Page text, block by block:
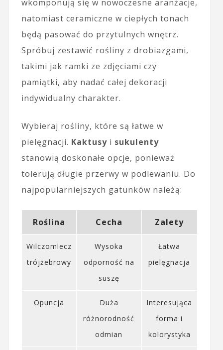
wkomponują się w nowoczesne aranżacje,
natomiast ceramiczne w ciepłych tonach
będą pasować do przytulnych wnętrz.
Spróbuj zestawić rośliny z drobiazgami,
takimi jak ramki ze zdjęciami czy
pamiątki, aby nadać całej dekoracji
indywidualny charakter.
Wybieraj rośliny, które są łatwe w
pielęgnacji. Kaktusyi sukulenty
stanowią doskonałe opcje, ponieważ
tolerują długie przerwy w podlewaniu. Do
najpopularniejszych gatunków należą:
Roślina Cecha Zalety
Wilczomlecz
trójżebrowy
Wysoka
odporność na
suszę
Łatwa
pielęgnacja
Opuncja
Duża
różnorodność
odmian
Interesująca
forma i
kolorystyka